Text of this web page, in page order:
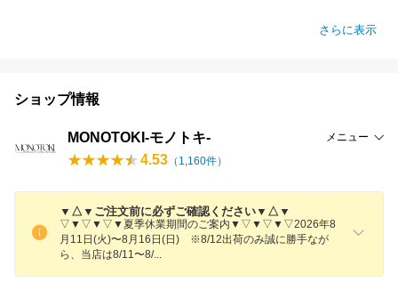
さらに表示
ショップ情報
MONOTOKI-モノトキ- メニュー
4.53 （ 1,160件）
▼△▼ご注文前に必ずご確認ください▼△▼
▽▼▽▼▽▼夏季休業期間のご案内▼▽▼▽▼▽2026年8
月11日(火)〜8月16日(日) ※8/12出荷のみ誠に勝手なが
ら、当店は8/11〜8/